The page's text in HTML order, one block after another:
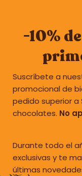
-10%
Suscríbete a
promocional de
pedido superior
chocolates. No
Durante todo el
exclusivas y te
últimas